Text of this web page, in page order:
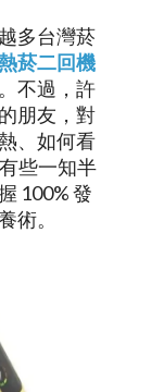
多台灣菸
菸二回機
不過，許
朋友，對
、如何看
些一知半
100% 發
術。